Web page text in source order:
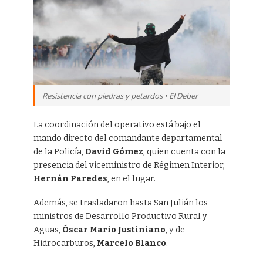
Resistencia con piedras y petardos • El Deber
La coordinación del operativo está bajo el
mando directo del comandante departamental
de la Policía, David Gómez, quien cuenta con la
presencia del viceministro de Régimen Interior,
Hernán Paredes, en el lugar.
Además, se trasladaron hasta San Julián los
ministros de Desarrollo Productivo Rural y
Aguas, Óscar Mario Justiniano, y de
Hidrocarburos, Marcelo Blanco.